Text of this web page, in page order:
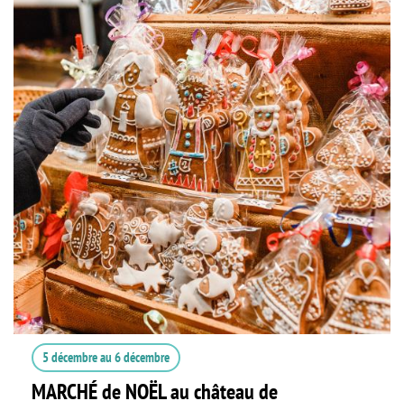
5 décembreau6 décembre
MARCHÉ de NOËL au château de